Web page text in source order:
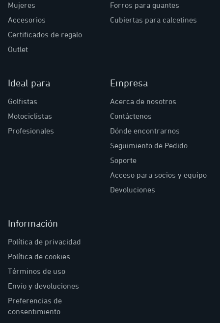
Mujeres
Accesorios
Certificados de regalo
Outlet
Forros para guantes
Cubiertas para calcetines
Ideal para
Golfistas
Motociclistas
Profesionales
Empresa
Acerca de nosotros
Contáctenos
Dónde encontrarnos
Seguimiento de Pedido
Soporte
Acceso para socios y equipo
Devoluciones
Información
Política de privacidad
Política de cookies
Términos de uso
Envío y devoluciones
Preferencias de
consentimiento